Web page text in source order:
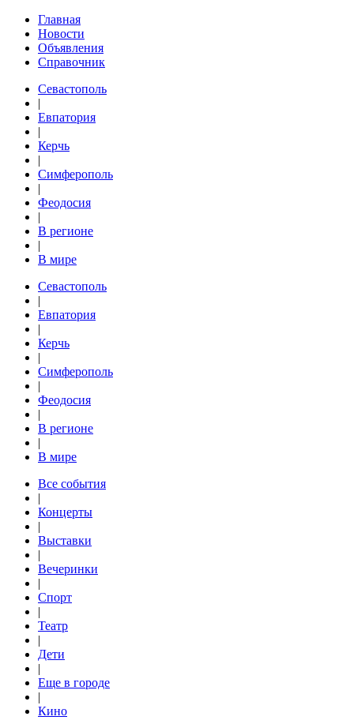
Главная
Новости
Объявления
Справочник
Севастополь
|
Евпатория
|
Керчь
|
Симферополь
|
Феодосия
|
В регионе
|
В мире
Севастополь
|
Евпатория
|
Керчь
|
Симферополь
|
Феодосия
|
В регионе
|
В мире
Все события
|
Концерты
|
Выставки
|
Вечеринки
|
Спорт
|
Театр
|
Дети
|
Еще в городе
|
Кино